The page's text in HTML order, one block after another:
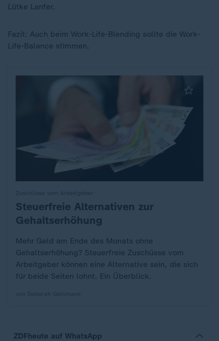
Lütke Lanfer.
Fazit: Auch beim Work-Life-Blending sollte die Work-
Life-Balance stimmen.
:Steuerfreie Alternativen zur
Gehaltserhöhung
Mehr Geld am Ende des Monats ohne
Gehaltserhöhung? Steuerfreie Zuschüsse vom
Arbeitgeber können eine Alternative sein, die sich
für beide Seiten lohnt. Ein Überblick.
ZDFheute auf WhatsApp